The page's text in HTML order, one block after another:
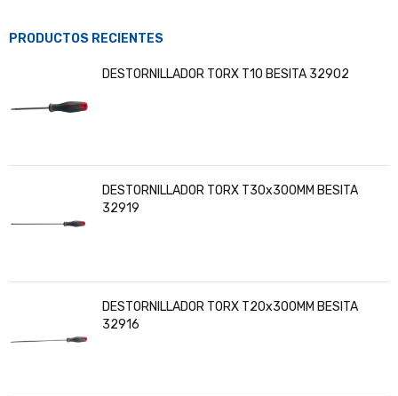
PRODUCTOS RECIENTES
DESTORNILLADOR TORX T10 BESITA 32902
DESTORNILLADOR TORX T30x300MM BESITA
32919
DESTORNILLADOR TORX T20x300MM BESITA
32916